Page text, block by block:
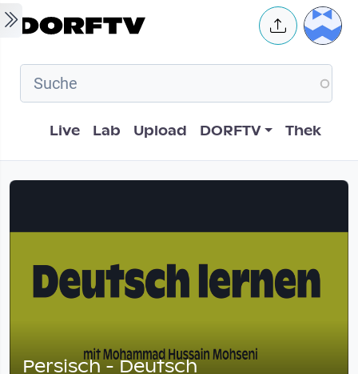
Skip to main content User
Hauptnavigation
Live Lab Upload DORFTV Thek
Persisch - Deutsch